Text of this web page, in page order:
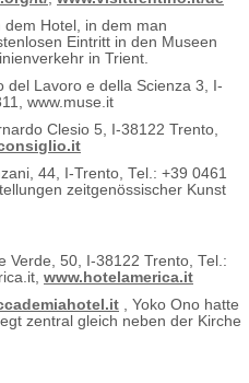
dem Hotel, in dem man
Eintritt in den Museen
in Trient.
del Lavoro e della Scienza 3, I-
www.muse.it
Clesio 5, I-38122 Trento,
44, I-Trento, Tel.: +39 0461
zeitgenössischer Kunst
Verde, 50, I-38122 Trento, Tel.:
www.hotelamerica.it
, Yoko Ono hatte
zentral gleich neben der Kirche